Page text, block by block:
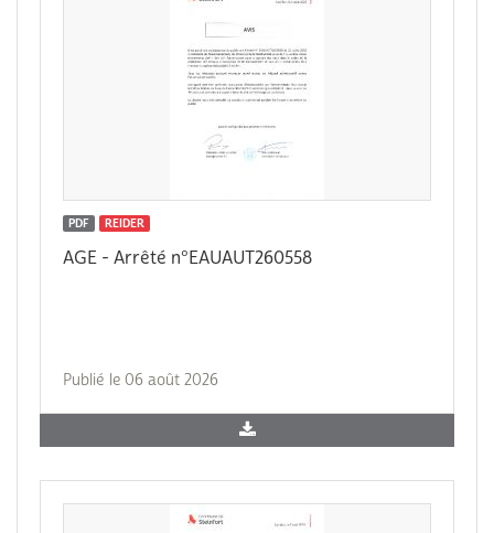
PDF REIDER
AGE - Arrêté n°EAUAUT260558
Publié le 06 août 2026